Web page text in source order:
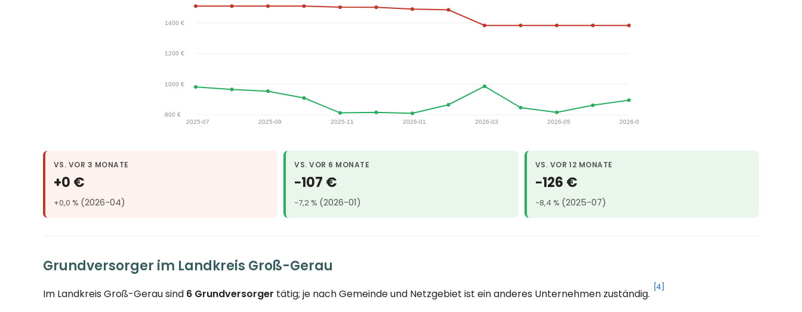
VS. VOR 3 MONATE
+0 €
+0,0 % (2026-04)
VS. VOR 6 MONATE
−107 €
−7,2 % (2026-01)
VS. VOR 12 MONATE
−126 €
−8,4 % (2025-07)
Grundversorger im Landkreis Groß-Gerau
Im Landkreis Groß-Gerau sind 6 Grundversorger tätig; je nach Gemeinde und Netzgebiet ist ein anderes Unternehmen zuständig. [4]